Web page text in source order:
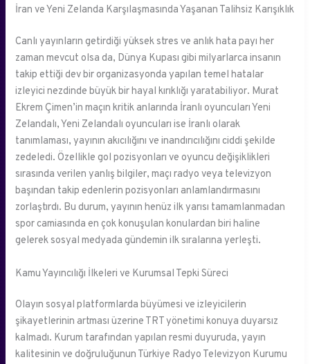
İran ve Yeni Zelanda Karşılaşmasında Yaşanan Talihsiz Karışıklık
Canlı yayınların getirdiği yüksek stres ve anlık hata payı her
zaman mevcut olsa da, Dünya Kupası gibi milyarlarca insanın
takip ettiği dev bir organizasyonda yapılan temel hatalar
izleyici nezdinde büyük bir hayal kırıklığı yaratabiliyor. Murat
Ekrem Çimen’in maçın kritik anlarında İranlı oyuncuları Yeni
Zelandalı, Yeni Zelandalı oyuncuları ise İranlı olarak
tanımlaması, yayının akıcılığını ve inandırıcılığını ciddi şekilde
zedeledi. Özellikle gol pozisyonları ve oyuncu değişiklikleri
sırasında verilen yanlış bilgiler, maçı radyo veya televizyon
başından takip edenlerin pozisyonları anlamlandırmasını
zorlaştırdı. Bu durum, yayının henüz ilk yarısı tamamlanmadan
spor camiasında en çok konuşulan konulardan biri haline
gelerek sosyal medyada gündemin ilk sıralarına yerleşti.
Kamu Yayıncılığı İlkeleri ve Kurumsal Tepki Süreci
Olayın sosyal platformlarda büyümesi ve izleyicilerin
şikayetlerinin artması üzerine TRT yönetimi konuya duyarsız
kalmadı. Kurum tarafından yapılan resmi duyuruda, yayın
kalitesinin ve doğruluğunun Türkiye Radyo Televizyon Kurumu